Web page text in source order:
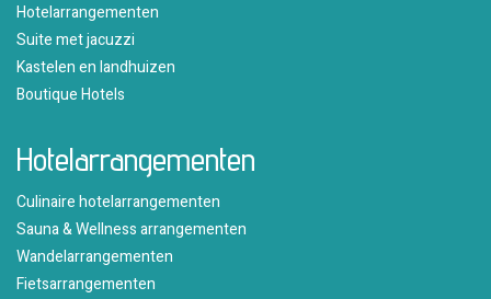
Hotelarrangementen
Suite met jacuzzi
Kastelen en landhuizen
Boutique Hotels
Hotelarrangementen
Culinaire hotelarrangementen
Sauna & Wellness arrangementen
Wandelarrangementen
Fietsarrangementen